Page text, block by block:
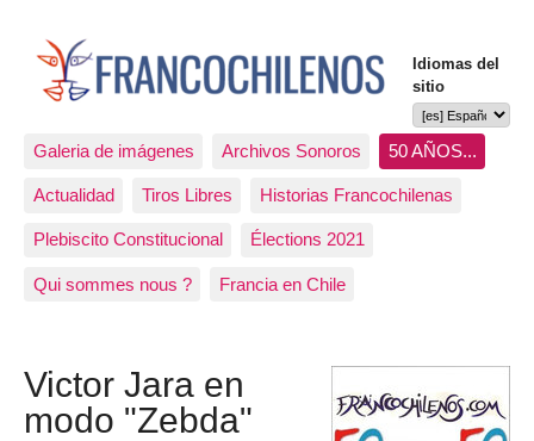
Idiomas del
sitio
Galeria de imágenes Archivos Sonoros 50 AÑOS...
Actualidad Tiros Libres Historias Francochilenas
Plebiscito Constitucional Élections 2021
Qui sommes nous ? Francia en Chile
Victor Jara en
modo "Zebda"